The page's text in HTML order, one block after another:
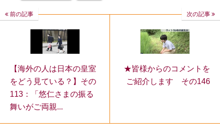
前の記事
【海外の人は日本の皇室
をどう見ている？】その
113：「悠仁さまの振る
舞いがご両親...
次の記事
★皆様からのコメントを
ご紹介します その146